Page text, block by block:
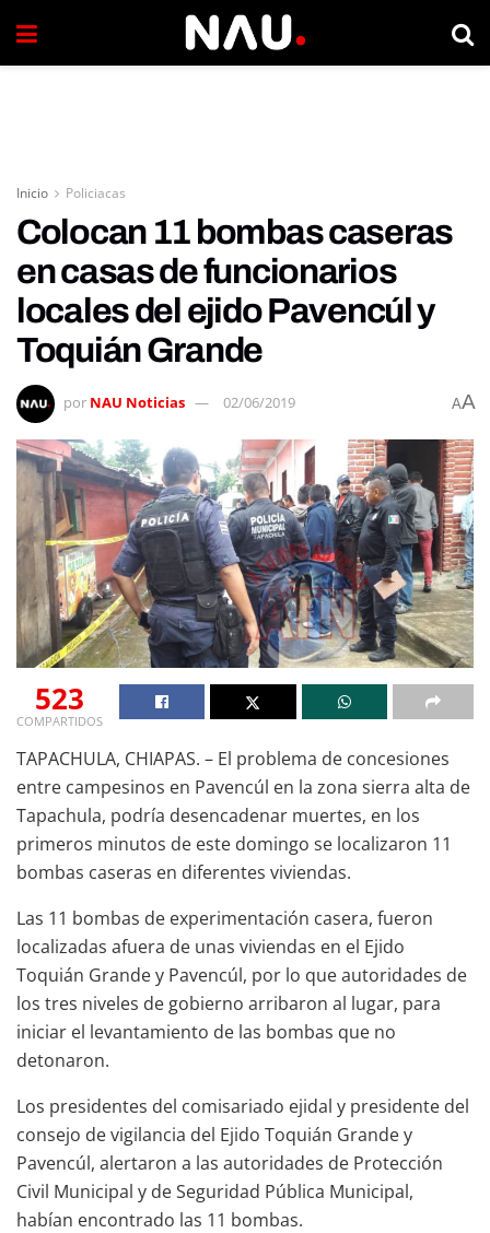
Inicio Policiacas
Colocan 11 bombas caseras
en casas de funcionarios
locales del ejido Pavencúl y
Toquián Grande
por NAU Noticias 02/06/2019 AA
523
COMPARTIDOS
TAPACHULA, CHIAPAS. – El problema de concesiones
entre campesinos en Pavencúl en la zona sierra alta de
Tapachula, podría desencadenar muertes, en los
primeros minutos de este domingo se localizaron 11
bombas caseras en diferentes viviendas.
Las 11 bombas de experimentación casera, fueron
localizadas afuera de unas viviendas en el Ejido
Toquián Grande y Pavencúl, por lo que autoridades de
los tres niveles de gobierno arribaron al lugar, para
iniciar el levantamiento de las bombas que no
detonaron.
Los presidentes del comisariado ejidal y presidente del
consejo de vigilancia del Ejido Toquián Grande y
Pavencúl, alertaron a las autoridades de Protección
Civil Municipal y de Seguridad Pública Municipal,
habían encontrado las 11 bombas.